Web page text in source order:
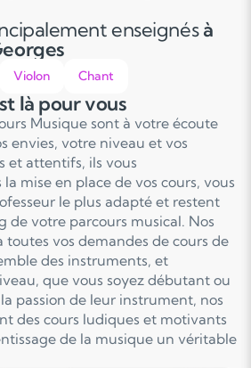
enseignésà
Violon Chant
là pour vous
Musique sont à votre écoute
envies, votre niveau et vos
et attentifs, ils vous
mise en place de vos cours, vous
le plus adapté et restent
de votre parcours musical. Nos
vos demandes de cours de
des instruments, et
que vous soyez débutant ou
passion de leur instrument, nos
des cours ludiques et motivants
de la musique un véritable